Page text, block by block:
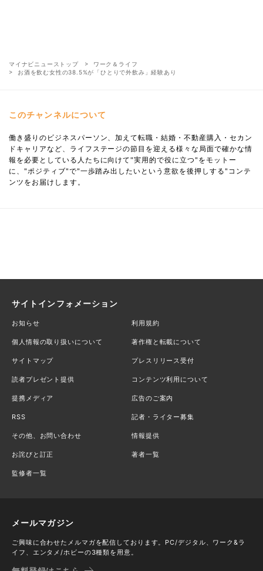
マイナビニューストップ
ワーク＆ライフ
お酒を飲む女性の38.5%が「ひとりで外飲み」経験あり
このチャンネルについて
働き盛りのビジネスパーソン、加えて転職・結婚・不動産購入・セカン
ドキャリアなど、ライフステージの節目を迎える様々な局面で確かな情
報を必要としている人たちに向けて"実用的で役に立つ"をモットー
に、"ポジティブ"で"一歩踏み出したいという意欲を後押しする"コンテ
ンツをお届けします。
サイトインフォメーション
お知らせ 利用規約
個人情報の取り扱いについて 著作権と転載について
サイトマップ プレスリリース受付
読者プレゼント提供 コンテンツ利用について
提携メディア 広告のご案内
RSS 記者・ライター募集
その他、お問い合わせ 情報提供
お詫びと訂正 著者一覧
監修者一覧
メールマガジン
ご興味に合わせたメルマガを配信しております。PC/デジタル、ワーク&ラ
イフ、エンタメ/ホビーの3種類を用意。